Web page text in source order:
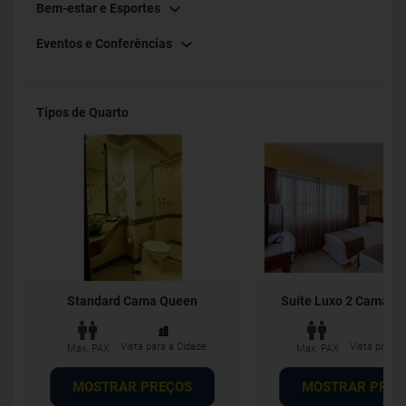
Bem-estar e Esportes
Eventos e Conferências
Tipos de Quarto
Standard Cama Queen
Max. PAX Vista para a Cidade
MOSTRAR PREÇOS
Suíte Luxo 2 Camas
Max. PAX Vista para a
MOSTRAR